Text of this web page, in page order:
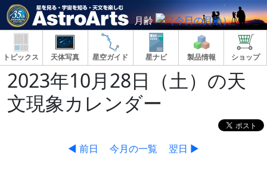
月齢
トピックス 天体写真 星空ガイド 星ナビ 製品情報 ショップ
2023年10月28日（土）の天
文現象カレンダー
◀ 前日 今月の一覧 翌日 ▶